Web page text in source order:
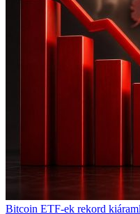
Bitcoin ETF-ek rekord